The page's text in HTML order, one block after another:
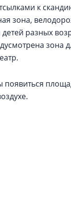
к
зона,
разных
зона